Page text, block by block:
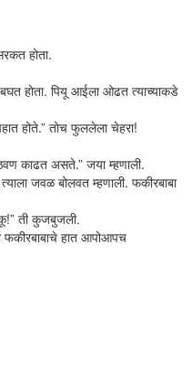
होता.
होता. पियू आईला ओढत त्याच्याकडे
होते.” तोच फुललेला चेहरा!
काढत असते.” जया म्हणाली.
जवळ बोलवत म्हणाली. फकीरबाबा
ती कुजबुजली.
फकीरबाबाचे हात आपोआपच